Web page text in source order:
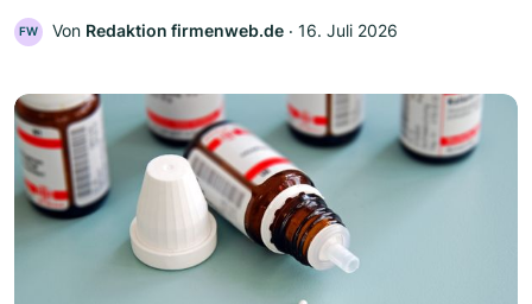
FW Von Redaktion firmenweb.de ‧ 16. Juli 2026